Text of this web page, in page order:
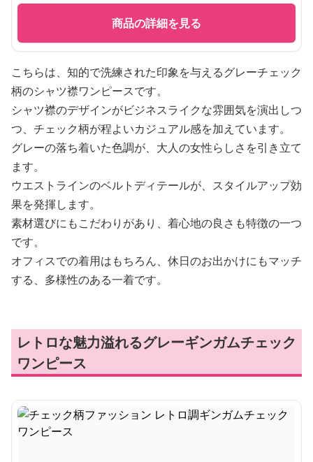
商品の詳細を見る
こちらは、知的で洗練された印象を与えるグレーチェック
柄のシャツ襟ワンピースです。
シャツ襟のデザインがビジネスライクな雰囲気を演出しつ
つ、チェック柄が程よいカジュアル感を加えています。
グレーの落ち着いた色調が、大人の女性らしさを引き立て
ます。
ウエストラインのベルトディテールが、スタイルアップ効
果を発揮します。
素材選びにもこだわりがあり、着心地の良さも特徴の一つ
です。
オフィスでの着用はもちろん、休日のお出かけにもマッチ
する、多様性のある一着です。
レトロな魅力溢れるグレーギンガムチェック
ワンピース